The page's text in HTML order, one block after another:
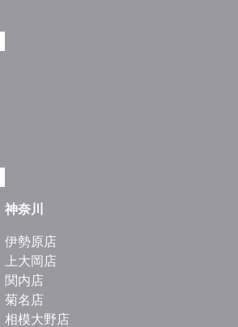
神奈川
伊勢原店
上大岡店
関内店
菊名店
相模大野店